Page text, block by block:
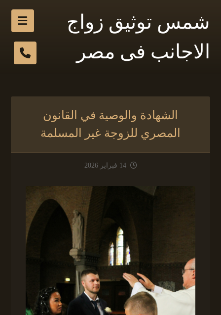
شمس توثيق زواج
الاجانب فى مصر
الشهادة والوصية في القانون
المصري للزوجة غير المسلمة
14 فبراير 2026